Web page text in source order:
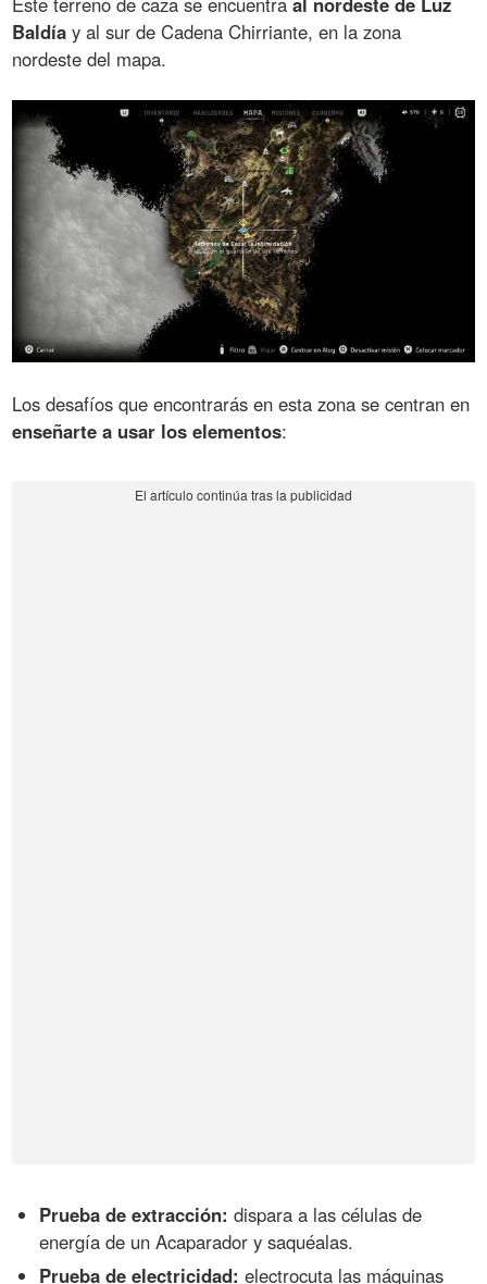
Baldía y al sur de Cadena Chirriante, en la zona
nordeste del mapa.
Los desafíos que encontrarás en esta zona se centran en
enseñarte a usar los elementos:
Prueba de extracción: dispara a las células de
energía de un Acaparador y saquéalas.
Prueba de electricidad: electrocuta las máquinas